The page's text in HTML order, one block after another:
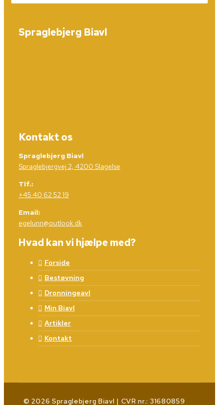
Spraglebjerg Biavl
Kontakt os
Spraglebjerg Biavl
Spraglebjergvej 2, 4200 Slagelse
Tlf.:
+45 40 62 52 19
Email:
egelunn@outlook.dk
Hvad kan vi hjælpe med?
Forside
Bestøvning
Dronningeavl
Min Biavl
Artikler
Kontakt
© 2026 Spraglebjerg Biavl | CVR nr.: 31680859